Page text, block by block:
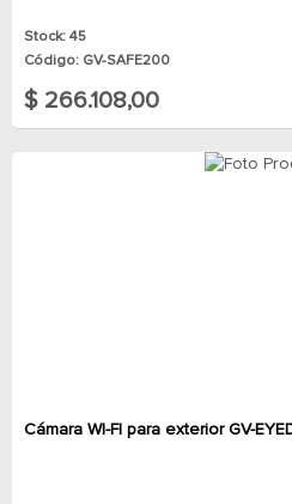
Stock: 45
Código: GV-SAFE200
$ 266.108,00
Cámara WI-FI para exterior GV-